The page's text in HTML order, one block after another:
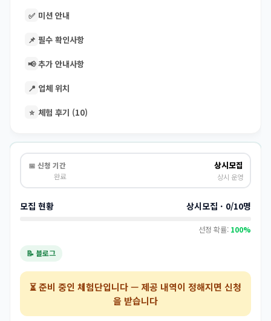
✅ 미션 안내
📌 필수 확인사항
📢 추가 안내사항
📍 업체 위치
⭐ 체험 후기 (10)
📅 신청 기간
완료
상시모집
상시 운영
모집 현황 상시모집 · 0/10명
선정 확률: 100%
📝 블로그
⏳준비 중인 체험단입니다 — 제공 내역이 정해지면 신청
을 받습니다